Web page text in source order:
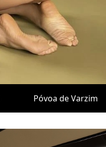
Póvoa de Varzim